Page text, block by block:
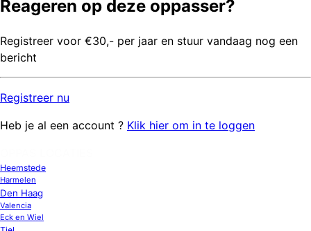
Reageren op deze oppasser?
Registreer voor €30,- per jaar en stuur vandaag nog een
bericht
Registreer nu
Heb je al een account ? Klik hier om in te loggen
Heemstede
Harmelen
Den Haag
Valencia
Eck en Wiel